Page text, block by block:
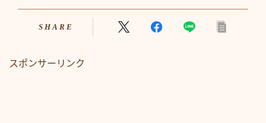
SHARE
スポンサーリンク